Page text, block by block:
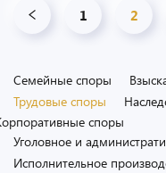
1 2
Семейные споры
Трудовые споры
споры
Уголовное и
Исполнительное